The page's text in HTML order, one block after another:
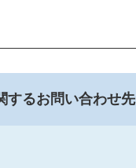
するお問い合わせ先